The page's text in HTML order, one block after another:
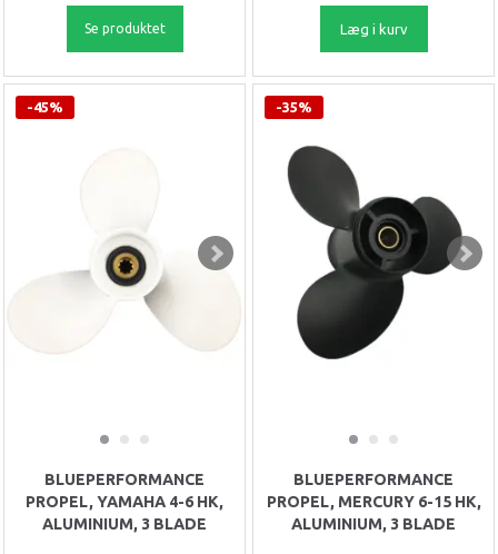
Se produktet Læg i kurv
-45%
BLUEPERFORMANCE
PROPEL, YAMAHA 4-6 HK,
ALUMINIUM, 3 BLADE
-35%
BLUEPERFORMANCE
PROPEL, MERCURY 6-15 HK,
ALUMINIUM, 3 BLADE